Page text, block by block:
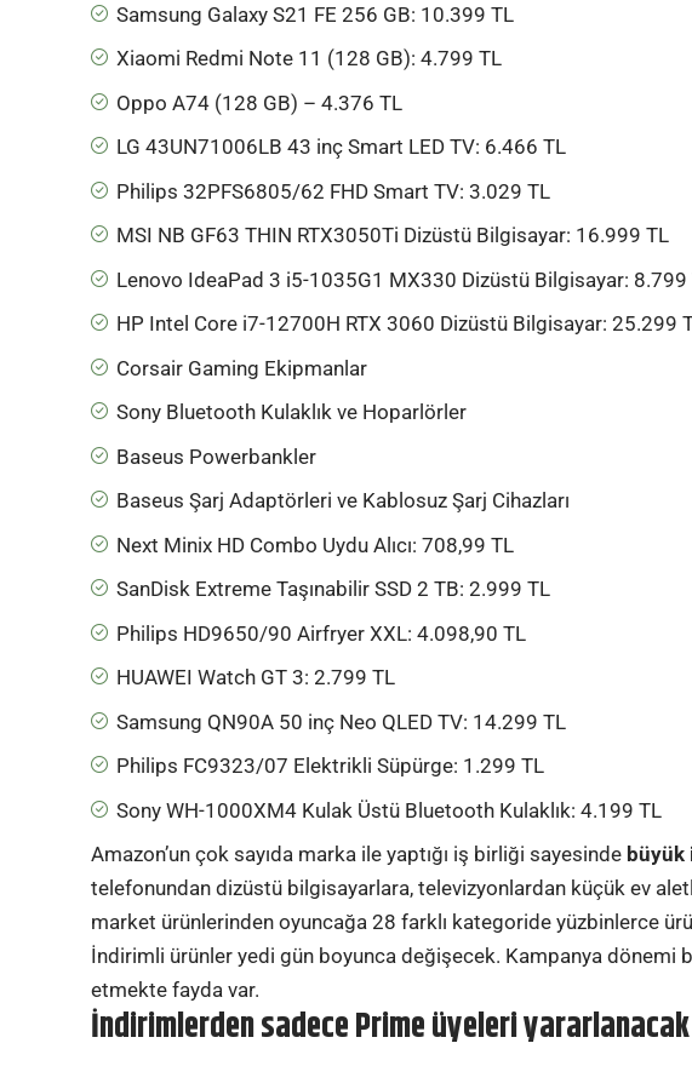
Samsung Galaxy S21 FE 256 GB: 10.399 TL
Xiaomi Redmi Note 11 (128 GB): 4.799 TL
Oppo A74 (128 GB) – 4.376 TL
LG 43UN71006LB 43 inç Smart LED TV: 6.466 TL
Philips 32PFS6805/62 FHD Smart TV: 3.029 TL
MSI NB GF63 THIN RTX3050Ti Dizüstü Bilgisayar: 16.999 TL
Lenovo IdeaPad 3 i5-1035G1 MX330 Dizüstü Bilgisayar: 8.799
HP Intel Core i7-12700H RTX 3060 Dizüstü Bilgisayar: 25.299
Corsair Gaming Ekipmanlar
Sony Bluetooth Kulaklık ve Hoparlörler
Baseus Powerbankler
Baseus Şarj Adaptörleri ve Kablosuz Şarj Cihazları
Next Minix HD Combo Uydu Alıcı: 708,99 TL
SanDisk Extreme Taşınabilir SSD 2 TB: 2.999 TL
Philips HD9650/90 Airfryer XXL: 4.098,90 TL
HUAWEI Watch GT 3: 2.799 TL
Samsung QN90A 50 inç Neo QLED TV: 14.299 TL
Philips FC9323/07 Elektrikli Süpürge: 1.299 TL
Sony WH-1000XM4 Kulak Üstü Bluetooth Kulaklık: 4.199 TL
Amazon’un çok sayıda marka ile yaptığı iş birliği sayesinde
telefonundan dizüstü bilgisayarlara, televizyonlardan küçük ev
market ürünlerinden oyuncağa 28 farklı kategoride yüzbinlerce
İndirimli ürünler yedi gün boyunca değişecek. Kampanya dönemi
etmekte fayda var.
İndirimlerden sadece Prime üyeleri yararlanacak